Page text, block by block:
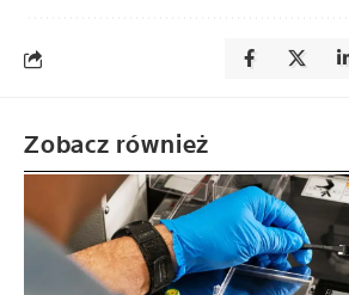
Zobacz również